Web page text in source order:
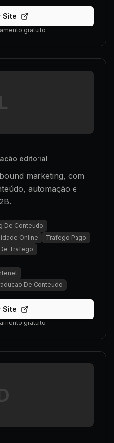
Site
gratuito
L
editorial
marketing, com
automação e
De Conteudo
Online
Trafego Pago
Trafego
De Conteudo
Site
gratuito